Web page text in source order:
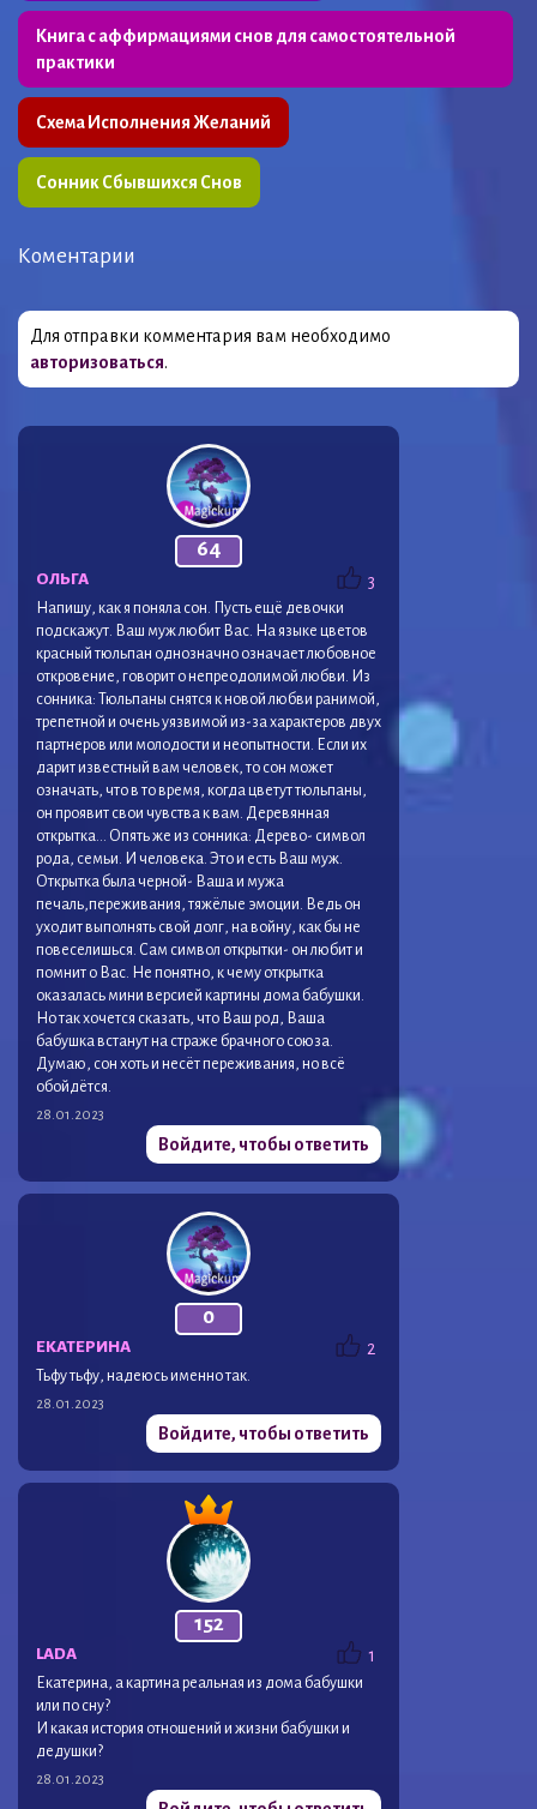
Книга с аффирмациями снов для самостоятельной
практики
Схема Исполнения Желаний
Сонник Сбывшихся Снов
Коментарии
Для отправки комментария вам необходимо
авторизоваться.
64
3
ОЛЬГА
Напишу, как я поняла сон. Пусть ещё девочки
подскажут. Ваш муж любит Вас. На языке цветов
красный тюльпан однозначно означает любовное
откровение, говорит о непреодолимой любви. Из
сонника: Тюльпаны снятся к новой любви ранимой,
трепетной и очень уязвимой из-за характеров двух
партнеров или молодости и неопытности. Если их
дарит известный вам человек, то сон может
означать, что в то время, когда цветут тюльпаны,
он проявит свои чувства к вам. Деревянная
открытка… Опять же из сонника: Дерево- символ
рода, семьи. И человека. Это и есть Ваш муж.
Открытка была черной- Ваша и мужа
печаль,переживания, тяжёлые эмоции. Ведь он
уходит выполнять свой долг, на войну, как бы не
повеселишься. Сам символ открытки- он любит и
помнит о Вас. Не понятно, к чему открытка
оказалась мини версией картины дома бабушки.
Но так хочется сказать, что Ваш род, Ваша
бабушка встанут на страже брачного союза.
Думаю, сон хоть и несёт переживания, но всё
обойдётся.
28.01.2023
Войдите, чтобы ответить
0
2
ЕКАТЕРИНА
Тьфу тьфу, надеюсь именно так.
28.01.2023
Войдите, чтобы ответить
152
1
LADA
Екатерина, а картина реальная из дома бабушки
или по сну?
И какая история отношений и жизни бабушки и
дедушки?
28.01.2023